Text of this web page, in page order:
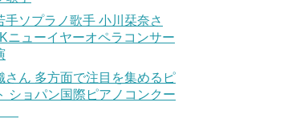
手ソプラノ歌手 小川栞奈さ
ニューイヤーオペラコンサー
さん 多方面で注目を集めるピ
ショパン国際ピアノコンクー